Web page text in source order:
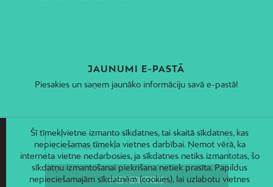
JAUNUMI E-PASTĀ
Piesakies un saņem jaunāko informāciju savā e-pastā!
Šī tīmekļvietne izmanto sīkdatnes, tai skaitā sīkdatnes, kas
nepieciešamas tīmekļa vietnes darbībai. Ņemot vērā, ka
interneta vietne nedarbosies, ja sīkdatnes netiks izmantotas, šo
sīkdatņu izmantošanai piekrišana netiek prasīta. Papildus
nepieciešamajām sīkdatnēm (cookies), lai uzlabotu vietnes